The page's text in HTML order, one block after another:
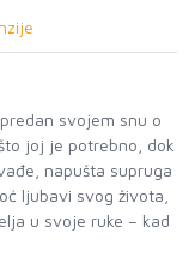
svojem snu o
joj je potrebno, dok
napušta supruga
ljubavi svog života,
u svoje ruke – kad